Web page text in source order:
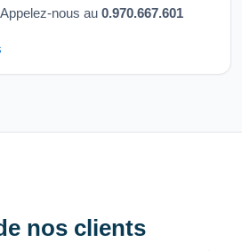
nous au 0.970.667.601
nos clients